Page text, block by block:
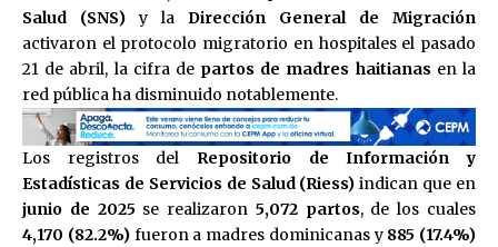
Salud (SNS) y la Dirección General de Migración
activaron el protocolo migratorio en hospitales el pasado
21 de abril, la cifra de partos de madres haitianas en la
red pública ha disminuido notablemente.
Los registros del Repositorio de Información y
Estadísticas de Servicios de Salud (Riess) indican que en
junio de 2025se realizaron 5,072 partos, de los cuales
4,170 (82.2%)fueron a madres dominicanas y 885 (17.4%)